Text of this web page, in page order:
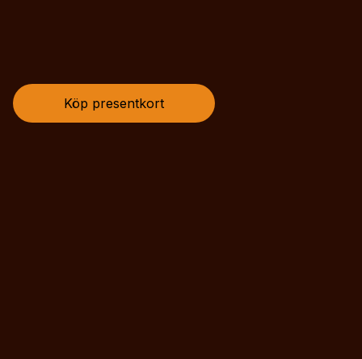
Köp presentkort